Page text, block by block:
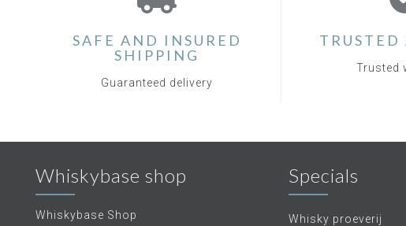
SAFE AND INSURED
SHIPPING
Guaranteed delivery
TRUSTED
Trusted
Whiskybase shop
Whiskybase Shop
Specials
Whisky proeverij